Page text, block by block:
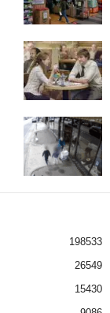
198533
26549
15430